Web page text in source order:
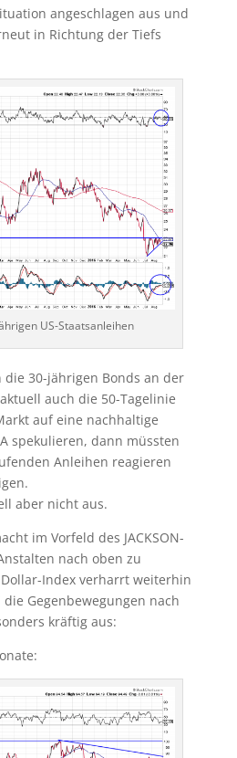
angeschlagen aus und
in Richtung der Tiefs
US-Staatsanleihen
30-jährigen Bonds an der
auch die 50-Tagelinie
auf eine nachhaltige
spekulieren, dann müssten
Anleihen reagieren
aber nicht aus.
im Vorfeld des JACKSON-
nach oben zu
Index verharrt weiterhin
Gegenbewegungen nach
kräftig aus: